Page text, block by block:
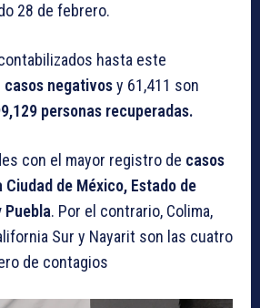
28 de febrero.
hasta este
casos negativosy 61,411 son
personas recuperadas.
con el mayor registro de casos
Ciudad de México, Estado de
Puebla. Por el contrario, Colima,
Sur y Nayarit son las cuatro
de contagios